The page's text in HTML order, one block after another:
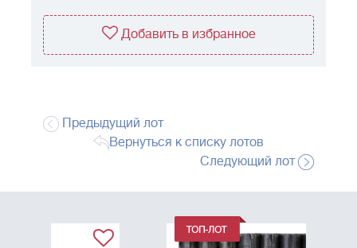
Добавить в избранное
Предыдущий лот
Вернуться к списку лотов
Следующий лот